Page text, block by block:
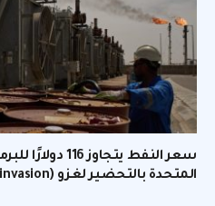
سعر النفط يتجاوز
المتحدة بالتحضير لغزو (invasion).